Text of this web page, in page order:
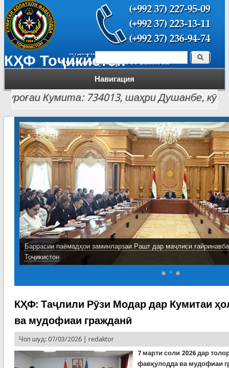
КҲФ Тоҷикистон
Навигация
Форма поиска Поиск
Кумита: 734013, шаҳри Душанбе, кӯчаи
Баррасии паёмадҳои заминларзаи Рашт дар маҷлиси
Тоҷикистон
КҲФ: Таҷлили Рӯзи Модар дар Кумитаи
ва мудофиаи гражданӣ
Чоп шуд: 07/03/2026 | redaktor
7 марти соли 2026 дар
фавқулодда ва мудофиаи